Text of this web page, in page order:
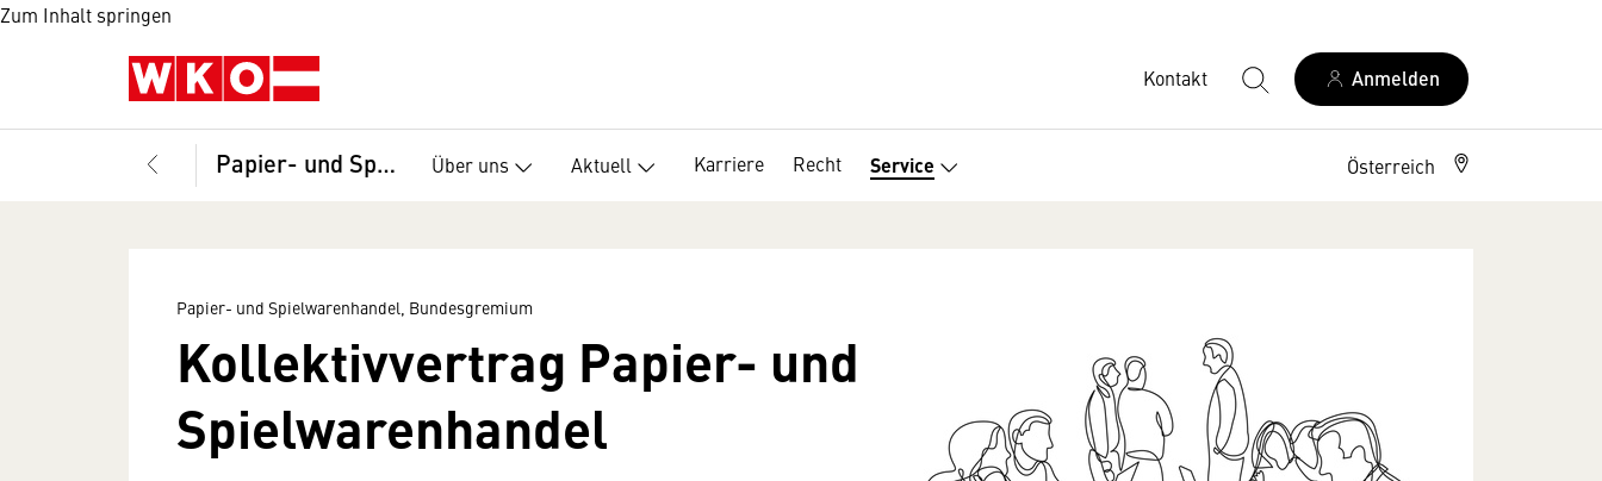
Zum Inhalt springen
Kontakt Anmelden
Papier- und Spielwarenhandel, Bundesgremium Über uns Aktuell Karriere Recht Service Österreich
Papier- und Spielwarenhandel, Bundesgremium
Kollektivvertrag Papier- und
Spielwarenhandel